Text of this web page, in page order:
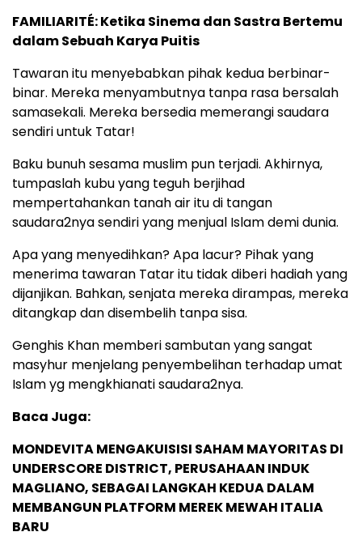
FAMILIARITÉ: Ketika Sinema dan Sastra Bertemu
dalam Sebuah Karya Puitis
Tawaran itu menyebabkan pihak kedua berbinar-
binar. Mereka menyambutnya tanpa rasa bersalah
samasekali. Mereka bersedia memerangi saudara
sendiri untuk Tatar!
Baku bunuh sesama muslim pun terjadi. Akhirnya,
tumpaslah kubu yang teguh berjihad
mempertahankan tanah air itu di tangan
saudara2nya sendiri yang menjual Islam demi dunia.
Apa yang menyedihkan? Apa lacur? Pihak yang
menerima tawaran Tatar itu tidak diberi hadiah yang
dijanjikan. Bahkan, senjata mereka dirampas, mereka
ditangkap dan disembelih tanpa sisa.
Genghis Khan memberi sambutan yang sangat
masyhur menjelang penyembelihan terhadap umat
Islam yg mengkhianati saudara2nya.
Baca Juga:
MONDEVITA MENGAKUISISI SAHAM MAYORITAS DI
UNDERSCORE DISTRICT, PERUSAHAAN INDUK
MAGLIANO, SEBAGAI LANGKAH KEDUA DALAM
MEMBANGUN PLATFORM MEREK MEWAH ITALIA
BARU